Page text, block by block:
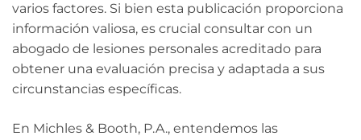
varios factores. Si bien esta publicación proporciona
información valiosa, es crucial consultar con un
abogado de lesiones personales acreditado para
obtener una evaluación precisa y adaptada a sus
circunstancias específicas.
En Michles & Booth, P.A., entendemos las